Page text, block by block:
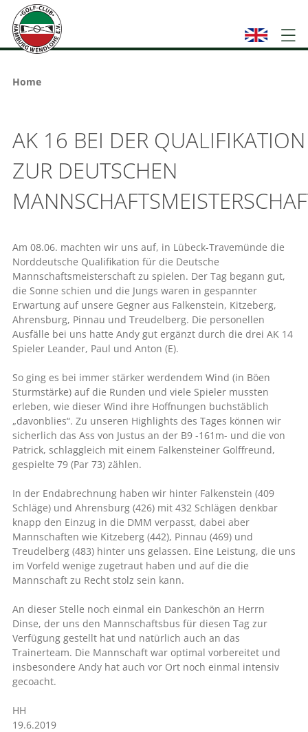
Home
AK 16 BEI DER QUALIFIKATION
ZUR DEUTSCHEN
Am 08.06. machten wir uns auf, in Lübeck-Travemünde die
Norddeutsche Qualifikation für die Deutsche
Mannschaftsmeisterschaft zu spielen. Der Tag begann gut,
die Sonne schien und die Jungs waren in gespannter
Erwartung auf unsere Gegner aus Falkenstein, Kitzeberg,
Ahrensburg, Pinnau und Treudelberg. Die personellen
Ausfälle bei uns hatte Andy gut ergänzt durch die drei AK 14
Spieler Leander, Paul und Anton (E).
So ging es bei immer stärker werdendem Wind (in Böen
Sturmstärke) auf die Runden und viele Spieler mussten
erleben, wie dieser Wind ihre Hoffnungen buchstäblich
„davonblies“. Zu unseren Highlights des Tages können wir
sicherlich das Ass von Justus an der B9 -161m- und die von
Patrick, schlaggleich mit einem Falkensteiner Golffreund,
gespielte 79 (Par 73) zählen.
In der Endabrechnung haben wir hinter Falkenstein (409
Schläge) und Ahrensburg (426) mit 432 Schlägen denkbar
knapp den Einzug in die DMM verpasst, dabei aber
Mannschaften wie Kitzeberg (442), Pinnau (469) und
Treudelberg (483) hinter uns gelassen. Eine Leistung, die uns
im Vorfeld wenige zugetraut haben und auf die die
Mannschaft zu Recht stolz sein kann.
An dieser Stelle noch einmal ein Dankeschön an Herrn
Dinse, der uns den Mannschaftsbus für diesen Tag zur
Verfügung gestellt hat und natürlich auch an das
Trainerteam. Die Mannschaft war optimal vorbereitet und
insbesondere Andy hat auch vor Ort noch einmal intensiv
gecoacht.
HH
19.6.2019